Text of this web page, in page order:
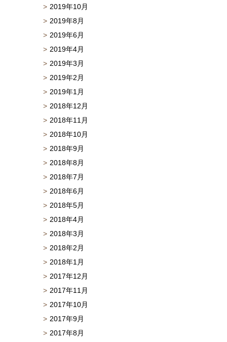
2019年10月
2019年8月
2019年6月
2019年4月
2019年3月
2019年2月
2019年1月
2018年12月
2018年11月
2018年10月
2018年9月
2018年8月
2018年7月
2018年6月
2018年5月
2018年4月
2018年3月
2018年2月
2018年1月
2017年12月
2017年11月
2017年10月
2017年9月
2017年8月